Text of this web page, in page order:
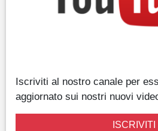
Iscriviti al nostro canale per
aggiornato sui nostri nuovi
ISCRIVITI